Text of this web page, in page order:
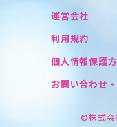
運営会社
利用規約
個人情報保護
お問い合わせ
©株式会